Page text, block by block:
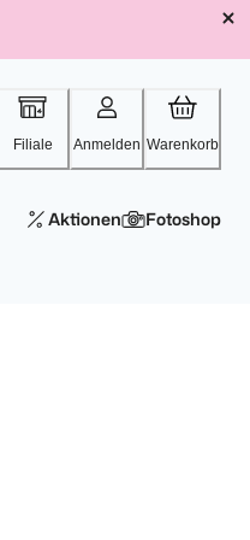
Filiale Anmelden Warenkorb
Aktionen Fotoshop